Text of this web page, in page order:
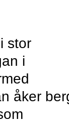
stor
i
åker